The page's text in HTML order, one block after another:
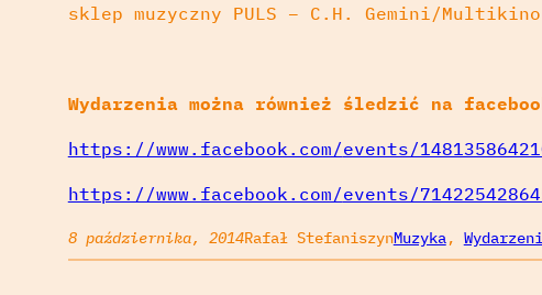
sklep muzyczny PULS – C.H. Gemini/Multikino
Wydarzenia można również śledzić na
https://www.facebook.com/events/
https://www.facebook.com/events/
8 października, 2014Rafał StefaniszynMuzyka,